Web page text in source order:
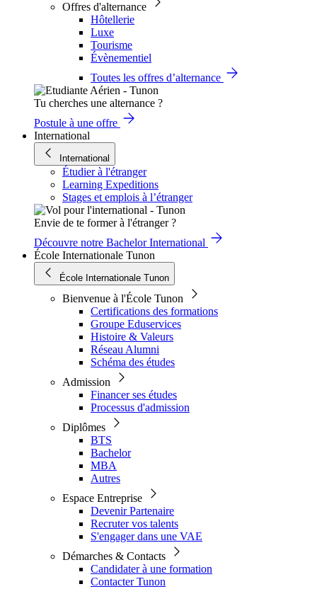
Offres d'alternance
Hôtellerie
Luxe
Tourisme
Évènementiel
Toutes les offres d’alternance
Tu cherches une alternance ?
Postule à une offre
International
International
Étudier à l'étranger
Learning Expeditions
Stages et emplois à l’étranger
Envie de te former à l'étranger ?
Découvre notre Bachelor International
École Internationale Tunon
École Internationale Tunon
Bienvenue à l'École Tunon
Certifications des formations
Groupe Eduservices
Histoire & Valeurs
Réseau Alumni
Schéma des études
Admission
Financer ses études
Processus d'admission
Diplômes
BTS
Bachelor
MBA
Autres
Espace Entreprise
Devenir Partenaire
Recruter vos talents
S'engager dans une VAE
Démarches & Contacts
Candidater à une formation
Contacter Tunon